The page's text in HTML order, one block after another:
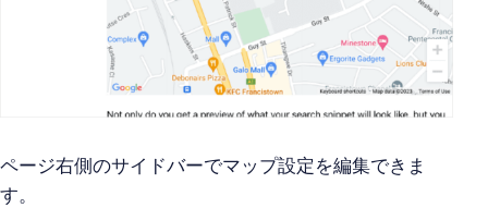
ページ右側のサイドバーでマップ設定を編集できま
す。